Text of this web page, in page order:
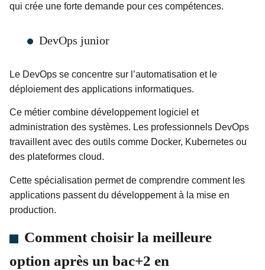
qui crée une forte demande pour ces compétences.
DevOps junior
Le DevOps se concentre sur l’automatisation et le
déploiement des applications informatiques.
Ce métier combine développement logiciel et
administration des systèmes. Les professionnels DevOps
travaillent avec des outils comme Docker, Kubernetes ou
des plateformes cloud.
Cette spécialisation permet de comprendre comment les
applications passent du développement à la mise en
production.
Comment choisir la meilleure
option après un bac+2 en